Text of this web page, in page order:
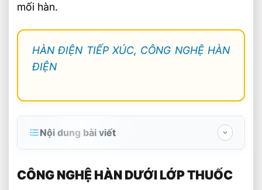
mối hàn.
HÀN ĐIỆN TIẾP XÚC, CÔNG NGHỆ HÀN
ĐIỆN
Nội dung bài viết
Phương pháp hàn dưới lớp thuốc SAW
CÔNG NGHỆ HÀN DƯỚI LỚP THUỐC